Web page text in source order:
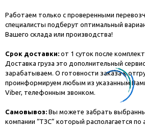
Работаем только с проверенными
специалисты подберут оптимальный
Вашего склада или производства!
Срок доставки: от 1 суток после
Доставка груза это дополнительный
зарабатываем. О готовности заказа к
проинформируем любым из указанным Вами
Viber, телефонным звонком.
Самовывоз: Вы можете забрать
компании “ТЗС” который располагается по